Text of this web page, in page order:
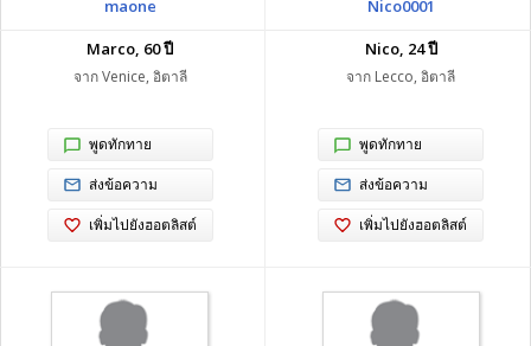
maone
Marco, 60 ปี
จาก Venice, อิตาลี
พูดทักทาย
ส่งข้อความ
เพิ่มไปยังฮอตลิสต์
Nico0001
Nico, 24 ปี
จาก Lecco, อิตาลี
พูดทักทาย
ส่งข้อความ
เพิ่มไปยังฮอตลิสต์